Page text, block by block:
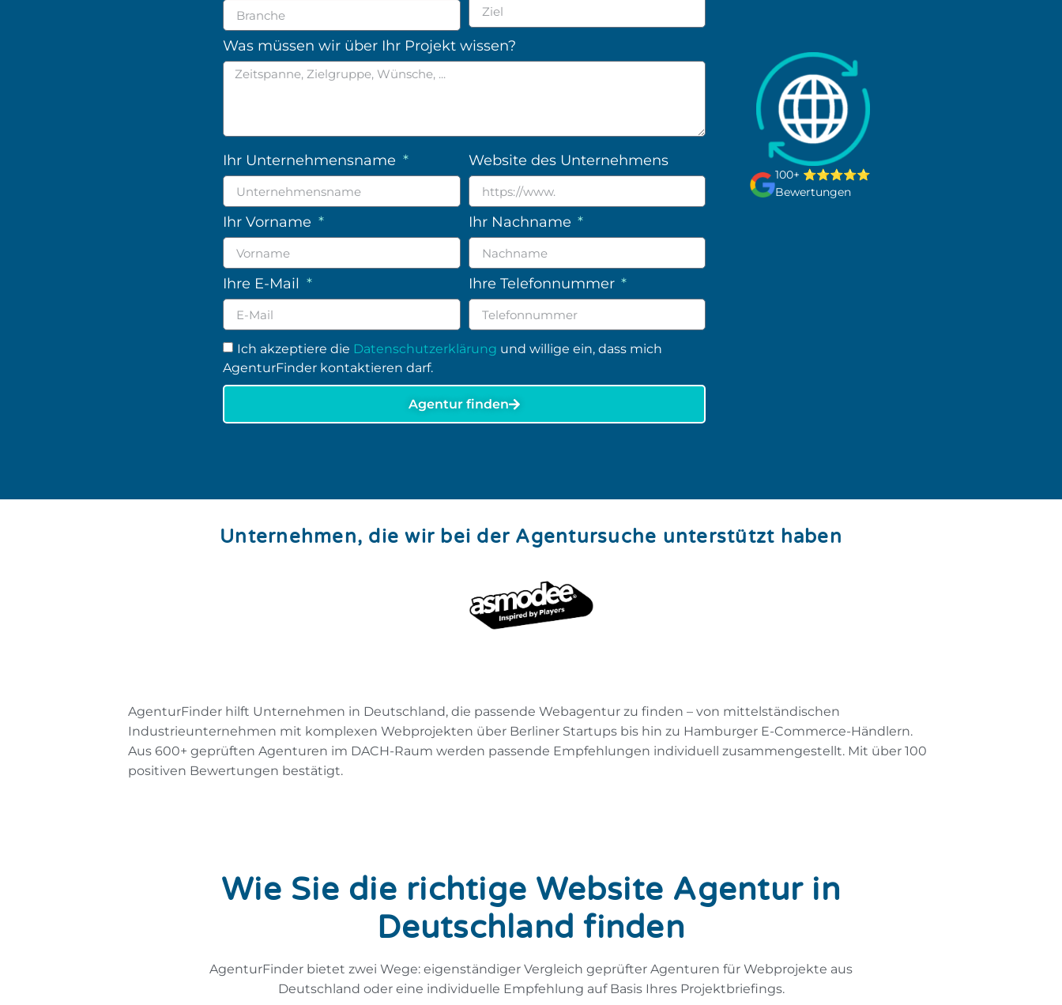
Was müssen wir über Ihr Projekt wissen?
Ihr Unternehmensname Website des Unternehmens
Ihr Vorname Ihr Nachname
Ihre E-Mail Ihre Telefonnummer
Ich akzeptiere die Datenschutzerklärung und willige ein, dass mich
AgenturFinder kontaktieren darf.
Agentur finden
100+ ⭐⭐⭐⭐⭐
Bewertungen
Unternehmen, die wir bei der Agentursuche unterstützt haben
AgenturFinder hilft Unternehmen in Deutschland, die passende Webagentur zu finden – von mittelständischen
Industrieunternehmen mit komplexen Webprojekten über Berliner Startups bis hin zu Hamburger E-Commerce-Händlern.
Aus 600+ geprüften Agenturen im DACH-Raum werden passende Empfehlungen individuell zusammengestellt. Mit über 100
positiven Bewertungen bestätigt.
Wie Sie die richtige Website Agentur in
Deutschland finden
AgenturFinder bietet zwei Wege: eigenständiger Vergleich geprüfter Agenturen für Webprojekte aus
Deutschland oder eine individuelle Empfehlung auf Basis Ihres Projektbriefings.